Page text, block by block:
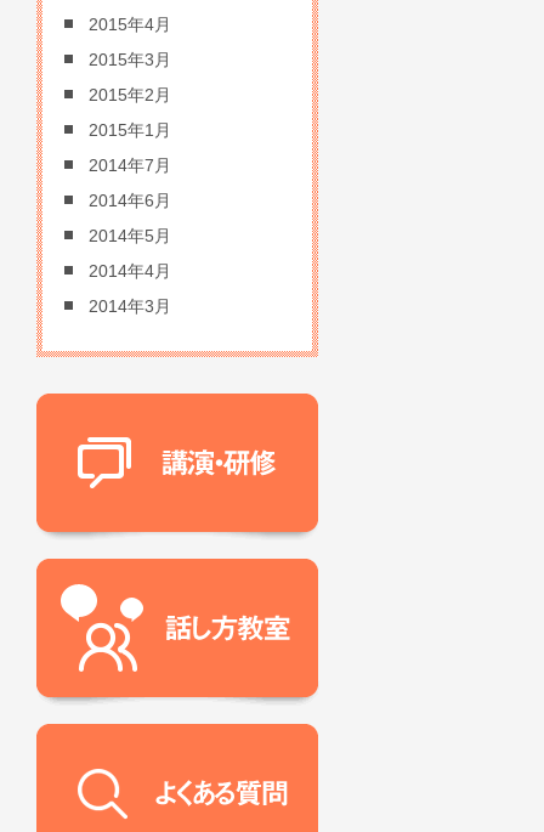
2015年4月
2015年3月
2015年2月
2015年1月
2014年7月
2014年6月
2014年5月
2014年4月
2014年3月